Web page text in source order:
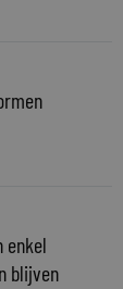
enkel
blijven